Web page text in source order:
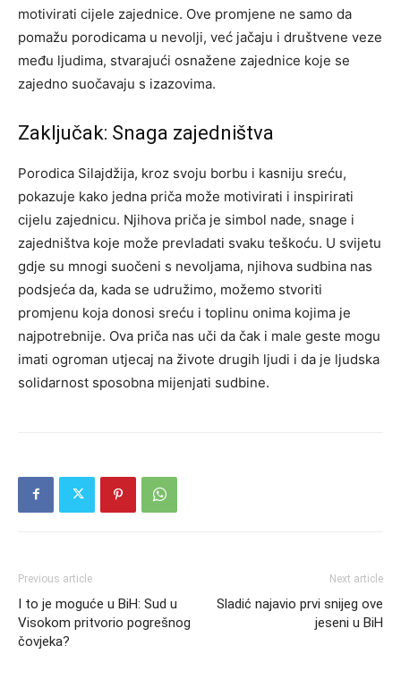
motivirati cijele zajednice. Ove promjene ne samo da
pomažu porodicama u nevolji, već jačaju i društvene veze
među ljudima, stvarajući osnažene zajednice koje se
zajedno suočavaju s izazovima.
Zaključak: Snaga zajedništva
Porodica Silajdžija, kroz svoju borbu i kasniju sreću,
pokazuje kako jedna priča može motivirati i inspirirati
cijelu zajednicu. Njihova priča je simbol nade, snage i
zajedništva koje može prevladati svaku teškoću. U svijetu
gdje su mnogi suočeni s nevoljama, njihova sudbina nas
podsjeća da, kada se udružimo, možemo stvoriti
promjenu koja donosi sreću i toplinu onima kojima je
najpotrebnije. Ova priča nas uči da čak i male geste mogu
imati ogroman utjecaj na živote drugih ljudi i da je ljudska
solidarnost sposobna mijenjati sudbine.
Previous article
I to je moguće u BiH: Sud u
Visokom pritvorio pogrešnog
čovjeka?
Next article
Sladić najavio prvi snijeg ove
jeseni u BiH